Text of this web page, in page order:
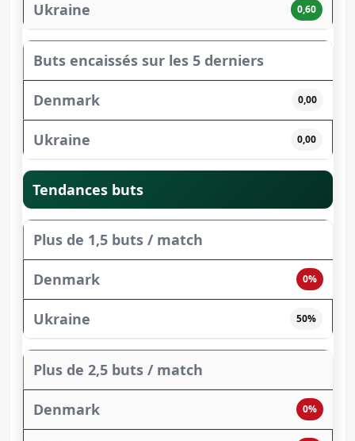
0,60
Buts encaissés sur les 5 derniers
0,00
0,00
Tendances buts
Plus de 1,5 buts / match
0%
50%
Plus de 2,5 buts / match
0%